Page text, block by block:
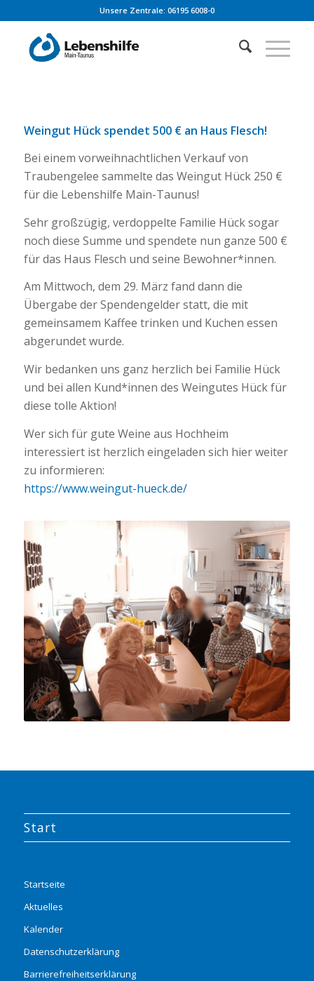
Unsere Zentrale: 06195 6008-0
Weingut Hück spendet 500 € an Haus Flesch!
Bei einem vorweihnachtlichen Verkauf von
Traubengelee sammelte das Weingut Hück 250 €
für die Lebenshilfe Main-Taunus!
Sehr großzügig, verdoppelte Familie Hück sogar
noch diese Summe und spendete nun ganze 500 €
für das Haus Flesch und seine Bewohner*innen.
Am Mittwoch, dem 29. März fand dann die
Übergabe der Spendengelder statt, die mit
gemeinsamem Kaffee trinken und Kuchen essen
abgerundet wurde.
Wir bedanken uns ganz herzlich bei Familie Hück
und bei allen Kund*innen des Weingutes Hück für
diese tolle Aktion!
Wer sich für gute Weine aus Hochheim
interessiert ist herzlich eingeladen sich hier weiter
zu informieren:
https://www.weingut-hueck.de/
Start
Startseite
Aktuelles
Kalender
Datenschutzerklärung
Barrierefreiheitserklärung